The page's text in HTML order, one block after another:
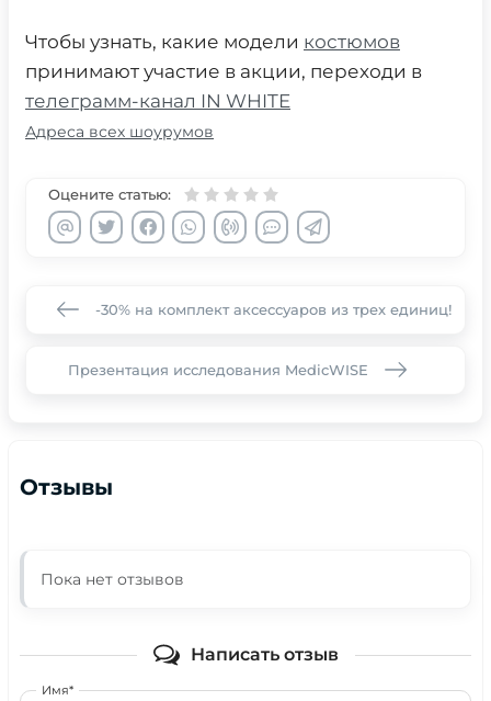
Чтобы узнать, какие модели костюмов
принимают участие в акции, переходи в
телеграмм-канал IN WHITE
Адреса всех шоурумов
Оцените статью:
-30% на комплект аксессуаров из трех единиц!
Презентация исследования MedicWISE
Отзывы
Пока нет отзывов
Написать отзыв
Имя*